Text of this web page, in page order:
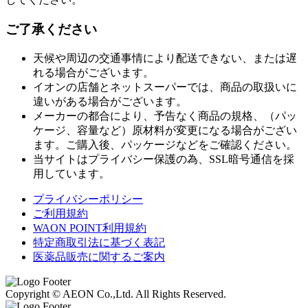
ご了承ください
天候や周辺の交通事情により配送できない、または遅
れる場合がございます。
イオンの店舗とネットスーパーでは、商品の取扱いに
違いがある場合がございます。
メーカーの都合により、予告なく商品の規格、（パッ
ケージ、容量など）原材料が変更になる場合がござい
ます。ご購入後、パッケージなどをご確認ください。
当サイトはプライバシー保護の為、SSL暗号通信を採
用しています。
プライバシーポリシー
ご利用規約
WAON POINT利用規約
特定商取引法に基づく表記
医薬品販売に関するご案内
Copyright © AEON Co.,Ltd. All Rights Reserved.